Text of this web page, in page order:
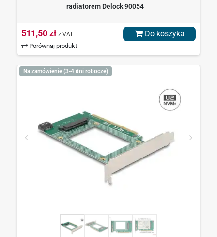
radiatorem Delock 90054
511,50 zł z VAT
Porównaj produkt
Do koszyka
Na zamówienie (3-4 dni robocze)